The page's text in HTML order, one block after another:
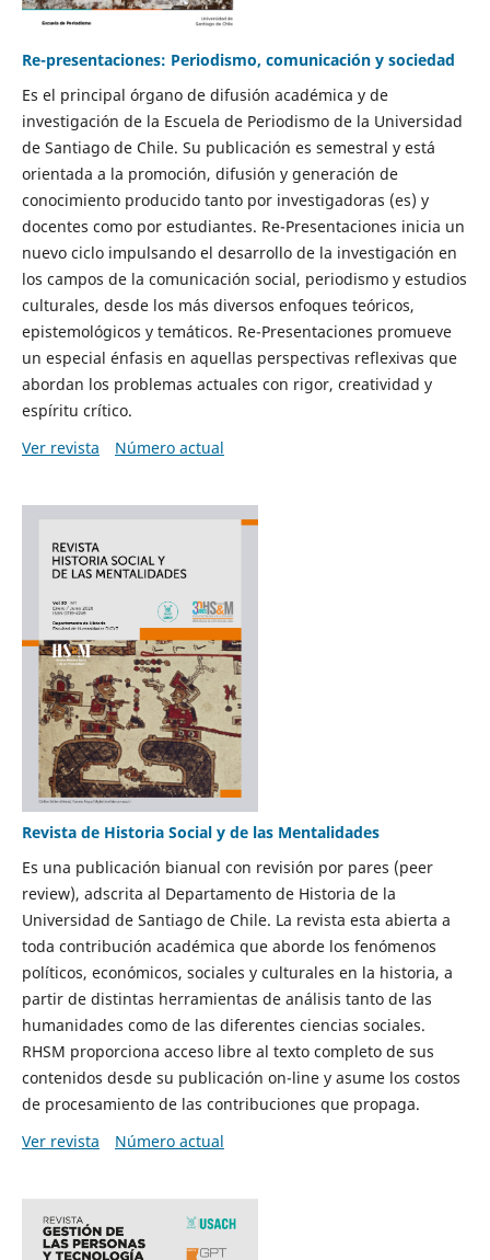
Re-presentaciones: Periodismo, comunicación y sociedad
Es el principal órgano de difusión académica y de
investigación de la Escuela de Periodismo de la Universidad
de Santiago de Chile. Su publicación es semestral y está
orientada a la promoción, difusión y generación de
conocimiento producido tanto por investigadoras (es) y
docentes como por estudiantes. Re-Presentaciones inicia un
nuevo ciclo impulsando el desarrollo de la investigación en
los campos de la comunicación social, periodismo y estudios
culturales, desde los más diversos enfoques teóricos,
epistemológicos y temáticos. Re-Presentaciones promueve
un especial énfasis en aquellas perspectivas reflexivas que
abordan los problemas actuales con rigor, creatividad y
espíritu crítico.
Ver revista
Número actual
Revista de Historia Social y de las Mentalidades
Es una publicación bianual con revisión por pares (peer
review), adscrita al Departamento de Historia de la
Universidad de Santiago de Chile. La revista esta abierta a
toda contribución académica que aborde los fenómenos
políticos, económicos, sociales y culturales en la historia, a
partir de distintas herramientas de análisis tanto de las
humanidades como de las diferentes ciencias sociales.
RHSM proporciona acceso libre al texto completo de sus
contenidos desde su publicación on-line y asume los costos
de procesamiento de las contribuciones que propaga.
Ver revista
Número actual